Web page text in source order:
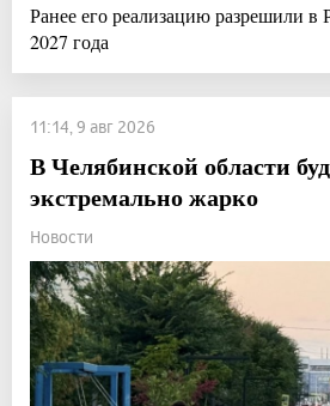
Ранее его реализацию разрешили в
2027 года
11:14, 9 авг 2026
В Челябинской области
экстремально жарко
Новости